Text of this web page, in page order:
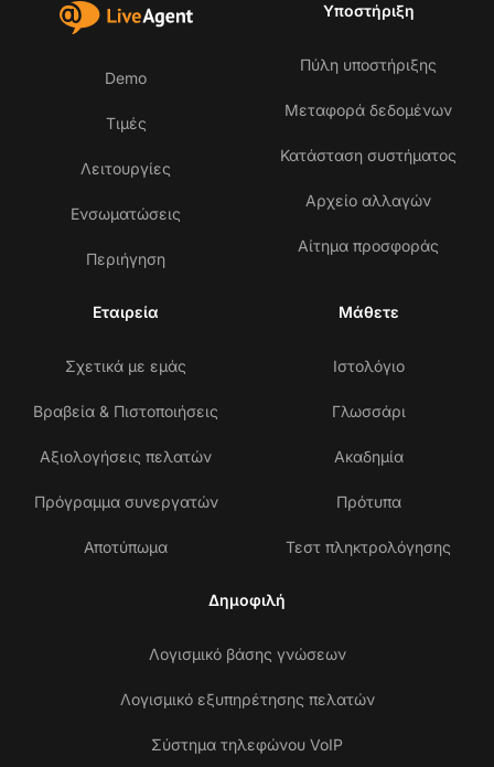
Demo
Τιμές
Λειτουργίες
Ενσωματώσεις
Περιήγηση
Υποστήριξη
Πύλη υποστήριξης
Μεταφορά δεδομένων
Κατάσταση συστήματος
Αρχείο αλλαγών
Αίτημα προσφοράς
Εταιρεία
Σχετικά με εμάς
Βραβεία & Πιστοποιήσεις
Αξιολογήσεις πελατών
Πρόγραμμα συνεργατών
Αποτύπωμα
Μάθετε
Ιστολόγιο
Γλωσσάρι
Ακαδημία
Πρότυπα
Τεστ πληκτρολόγησης
Δημοφιλή
Λογισμικό βάσης γνώσεων
Λογισμικό εξυπηρέτησης πελατών
Σύστημα τηλεφώνου VoIP